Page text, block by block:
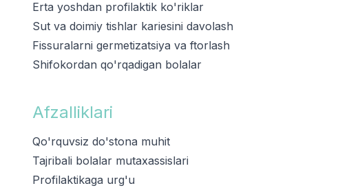
Erta yoshdan profilaktik ko'riklar
Sut va doimiy tishlar kariesini davolash
Fissuralarni germetizatsiya va ftorlash
Shifokordan qo'rqadigan bolalar
Afzalliklari
Qo'rquvsiz do'stona muhit
Tajribali bolalar mutaxassislari
Profilaktikaga urg'u